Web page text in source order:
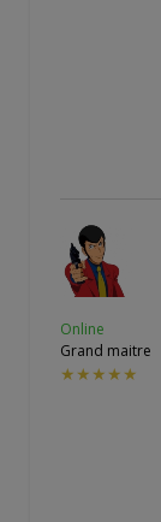
Online
Grand maitre
★★★★★